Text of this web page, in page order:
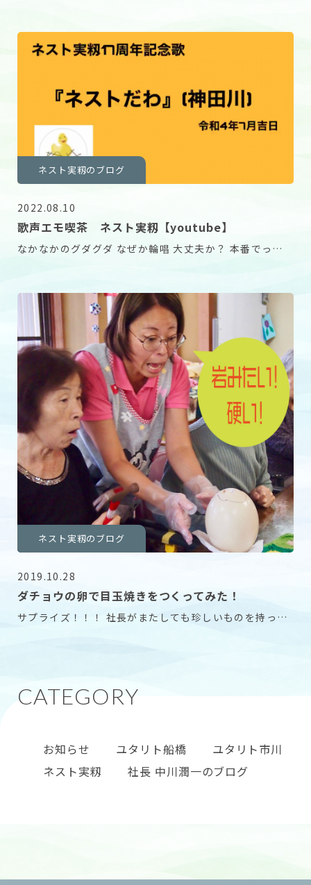
ネスト実籾のブログ
2022.08.10
歌声エモ喫茶 ネスト実籾【youtube】
なかなかのグダグダ なぜか輪唱 大丈夫か？ 本番でっせ
ネスト実籾のブログ
2019.10.28
ダチョウの卵で目玉焼きをつくってみた！
サプライズ！！！ 社長がまたしても珍しいものを持って
お知らせ ユタリト船橋
ユタリト市川
ネスト実籾
社長 中川潤一のブログ